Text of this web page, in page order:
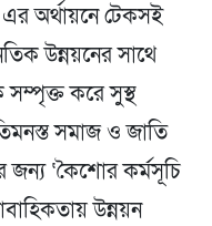
অর্থায়নে টেকসই
উন্নয়নের সাথে
সম্পৃক্ত করে সুস্থ
সমাজ ও জাতি
জন্য ‘কৈশোর কর্মসূচি
উন্নয়ন